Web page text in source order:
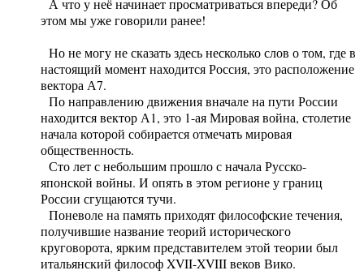
А что у неё начинает просматриваться впереди? Об
этом мы уже говорили ранее!
Но не могу не сказать здесь несколько слов о том, где в
настоящий момент находится Россия, это расположение
вектора А7.
По направлению движения вначале на пути России
находится вектор А1, это 1-ая Мировая война, столетие
начала которой собирается отмечать мировая
общественность.
Сто лет с небольшим прошло с начала Русско-
японской войны. И опять в этом регионе у границ
России сгущаются тучи.
Поневоле на память приходят философские течения,
получившие название теорий исторического
круговорота, ярким представителем этой теории был
итальянский философ XVII-XVIII веков Вико.